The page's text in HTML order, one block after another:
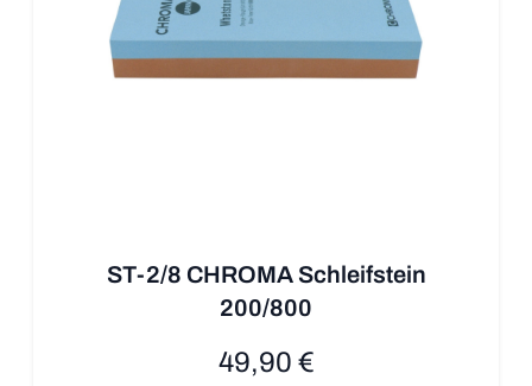
ST-2/8 CHROMA Schleifstein
200/800
49,90 €